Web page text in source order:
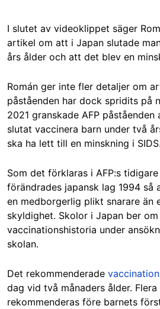
I slutet av videoklippet säger
artikel om att i Japan slutade
års ålder och att det blev en
Román ger inte fler detaljer om
påståenden har dock spridits på
2021 granskade AFP påståenden
slutat vaccinera barn under två
ska ha lett till en minskning i SIDS.
Som det förklaras i AFP:s tidigare
förändrades japansk lag 1994 så
en medborgerlig plikt snarare än
skyldighet. Skolor i Japan ber
vaccinationshistoria under
skolan.
Det rekommenderade
dag vid två månaders ålder.
rekommenderas före barnets